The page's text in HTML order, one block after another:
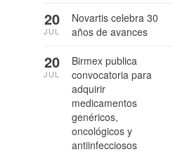
Novartis celebra 30
años de avances
20
JUL
Birmex publica
convocatoria para
adquirir
medicamentos
genéricos,
oncológicos y
antiinfecciosos
20
JUL